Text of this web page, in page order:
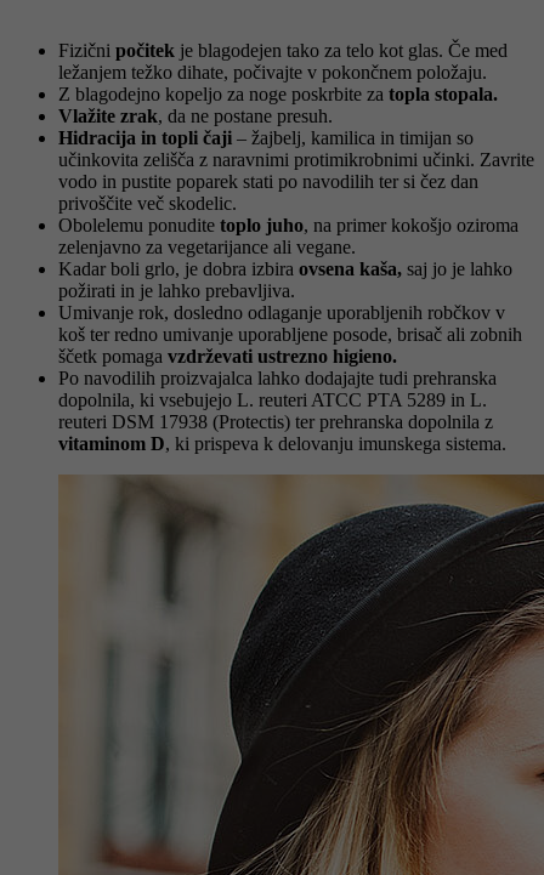
Fizični počitek je blagodejen tako za telo kot glas. Če med
ležanjem težko dihate, počivajte v pokončnem položaju.
Z blagodejno kopeljo za noge poskrbite za topla stopala.
Vlažite zrak, da ne postane presuh.
Hidracija in topli čaji – žajbelj, kamilica in timijan so
učinkovita zelišča z naravnimi protimikrobnimi učinki. Zavrite
vodo in pustite poparek stati po navodilih ter si čez dan
privoščite več skodelic.
Obolelemu ponudite toplo juho, na primer kokošjo oziroma
zelenjavno za vegetarijance ali vegane.
Kadar boli grlo, je dobra izbira ovsena kaša, saj jo je lahko
požirati in je lahko prebavljiva.
Umivanje rok, dosledno odlaganje uporabljenih robčkov v
koš ter redno umivanje uporabljene posode, brisač ali zobnih
ščetk pomaga vzdrževati ustrezno higieno.
Po navodilih proizvajalca lahko dodajajte tudi prehranska
dopolnila, ki vsebujejo L. reuteri ATCC PTA 5289 in L.
reuteri DSM 17938 (Protectis) ter prehranska dopolnila z
vitaminom D, ki prispeva k delovanju imunskega sistema.